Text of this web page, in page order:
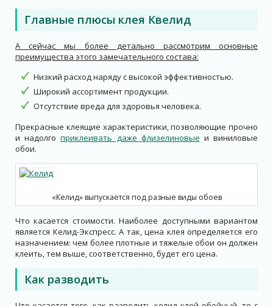
Главные плюсы клея Квелид
А сейчас мы более детально рассмотрим основные
преимущества этого замечательного состава:
Низкий расход наряду с высокой эффективностью.
Широкий ассортимент продукции.
Отсутствие вреда для здоровья человека.
Прекрасные клеящие характеристики, позволяющие прочно
и надолгоприклеивать даже флизелиновые и виниловые
обои.
«Келид» выпускается под разные виды обоев
Что касается стоимости. Наиболее доступными вариантом
является Келид-Экспресс. А так, цена клея определяется его
назначением: чем более плотные и тяжелые обои он должен
клеить, тем выше, соответственно, будет его цена.
Как разводить